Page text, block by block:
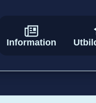
Information